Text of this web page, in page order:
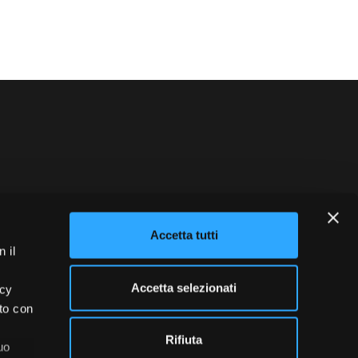
il
con
Accetta tutti
Accetta selezionati
Rifiuta